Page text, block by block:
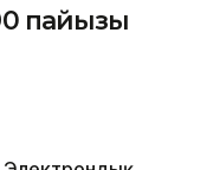
пайызы